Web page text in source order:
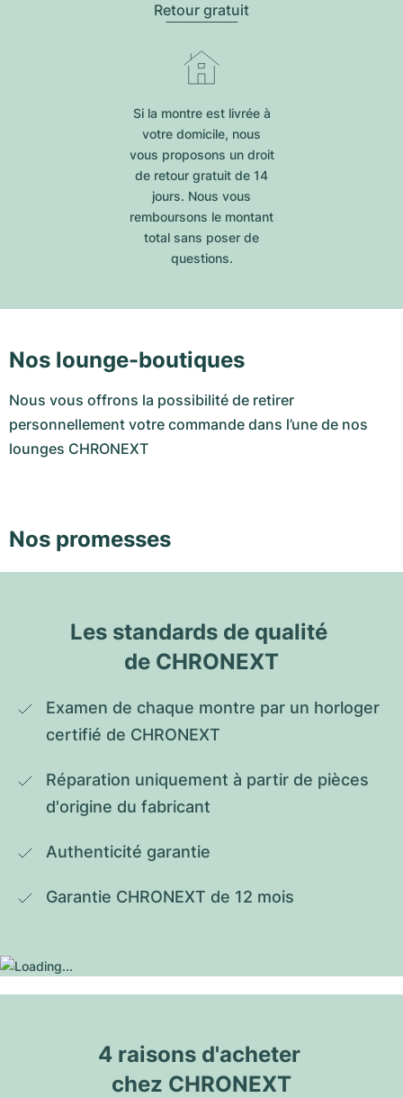
Retour gratuit
Si la montre est livrée à
votre domicile, nous
vous proposons un droit
de retour gratuit de 14
jours. Nous vous
remboursons le montant
total sans poser de
questions.
Nos lounge-boutiques
Nous vous offrons la possibilité de retirer
personnellement votre commande dans l’une de nos
lounges CHRONEXT
Nos promesses
Les standards de qualité
de CHRONEXT
Examen de chaque montre par un horloger
certifié de CHRONEXT
Réparation uniquement à partir de pièces
d'origine du fabricant
Authenticité garantie
Garantie CHRONEXT de 12 mois
4 raisons d'acheter
chez CHRONEXT